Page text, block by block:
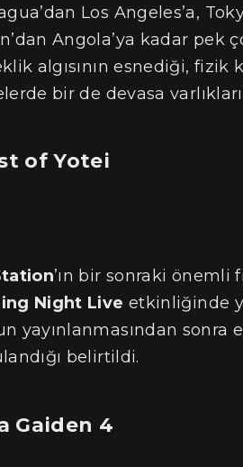
Los Angeles’a,
Angola’ya kadar pek
algısının esnediği,
bir de devasa
of Yotei
’ın bir sonraki önemli
Night Live etkinliğinde
yayınlanmasından sonra
belirtildi.
Gaiden 4